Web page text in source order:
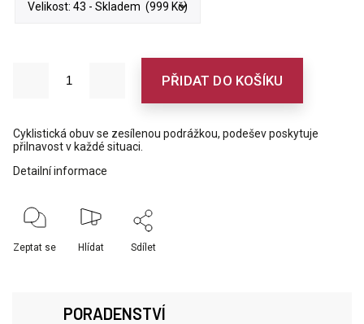
PŘIDAT DO KOŠÍKU
Cyklistická obuv se zesílenou podrážkou, podešev poskytuje
přilnavost v každé situaci.
Detailní informace
Zeptat se Hlídat Sdílet
PORADENSTVÍ